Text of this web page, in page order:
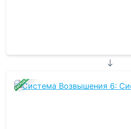
ЗАВЕРШЕНА